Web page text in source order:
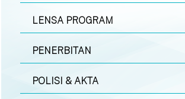
LENSA PROGRAM
PENERBITAN
POLISI & AKTA